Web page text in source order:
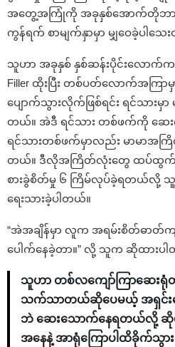
အတွေ့အကြုံကို အခုနှစ်အောက်တိုဘ
ကွန်ရက် စာမျက်နှာမှာ မျှဝေခဲ့ပါသေ
သူဟာ အခုနှစ် နှစ်ဆန်းပိုင်းလောက်က
Filler ထိုးပြီး တစ်ပတ်လောက်အကြ
ပျောက်သွားလိုက်ဖြစ်ရင်း ရင်သားမှ
တယ်။ အဲဒီ ရင်သား တစ်ဖက်ကို ဆေး
ရင်သားတစ်ဖက်မှာလည်း မာမာအ
တယ်။ ဒီလိုအကြိတ်လုံးတွေ ထပ်ထွ
စားခွဲစိတ်မှု ၆ ကြိမ်လုပ်ခဲ့ရတယ်လို့ သူ့
ရေးသားခဲ့ပါတယ်။
“အဲအချိန်မှာ လူက အရမ်းစိတ်ဓာတ်က
ပေါက်နေခဲ့တာ။” လို့ သူက ဆိုထားပ
သူဟာ တစ်လကျော်ကြာဆေးရုံတ
သက်သာတယ်ဆိုပေမယ့် အရှင်းပ
ဘဲ ဆေးသောက်နေရတယ်လို့
အနေနဲ့ အာရုံကြောပါထိခိုက်သွ